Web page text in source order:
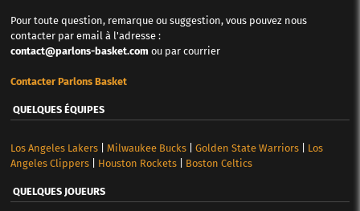
Pour toute question, remarque ou suggestion, vous pouvez nous
contacter par email à l'adresse :
contact@parlons-basket.com ou par courrier
Contacter Parlons Basket
QUELQUES ÉQUIPES
Los Angeles Lakers| Milwaukee Bucks| Golden State Warriors| Los
Angeles Clippers| Houston Rockets| Boston Celtics
QUELQUES JOUEURS